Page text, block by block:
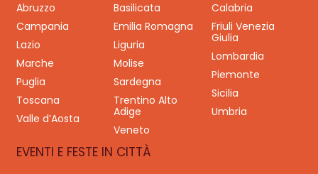
Abruzzo Basilicata
Calabria
Campania
Emilia Romagna
Friuli Venezia
Giulia
Lazio
Liguria
Lombardia
Marche
Molise
Piemonte
Puglia
Sardegna
Sicilia
Toscana
Trentino Alto
Adige
Umbria
Valle d’Aosta
Veneto
EVENTI E FESTE IN CITTÀ